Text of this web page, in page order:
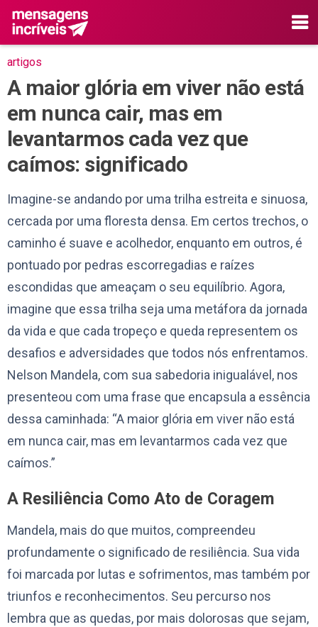
artigos
A maior glória em viver não está
em nunca cair, mas em
levantarmos cada vez que
caímos: significado
Imagine-se andando por uma trilha estreita e sinuosa,
cercada por uma floresta densa. Em certos trechos, o
caminho é suave e acolhedor, enquanto em outros, é
pontuado por pedras escorregadias e raízes
escondidas que ameaçam o seu equilíbrio. Agora,
imagine que essa trilha seja uma metáfora da jornada
da vida e que cada tropeço e queda representem os
desafios e adversidades que todos nós enfrentamos.
Nelson Mandela, com sua sabedoria inigualável, nos
presenteou com uma frase que encapsula a essência
dessa caminhada: “A maior glória em viver não está
em nunca cair, mas em levantarmos cada vez que
caímos.”
A Resiliência Como Ato de Coragem
Mandela, mais do que muitos, compreendeu
profundamente o significado de resiliência. Sua vida
foi marcada por lutas e sofrimentos, mas também por
triunfos e reconhecimentos. Seu percurso nos
lembra que as quedas, por mais dolorosas que sejam,